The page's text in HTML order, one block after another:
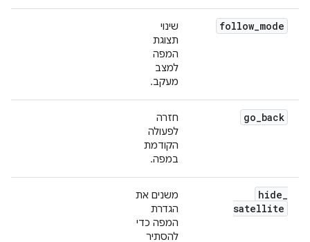
follow mode
שינוי
תצוגת
המפה
למצב
מעקב.
go back
חזרה
לפעולה
הקודמת
במפה.
hide
satellite
משנים את
הגדרת
המפה כדי
להסתיר